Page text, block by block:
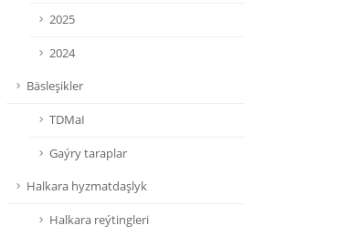
2025
2024
Bäsleşikler
TDMaI
Gaýry taraplar
Halkara hyzmatdaşlyk
Halkara reýtingleri